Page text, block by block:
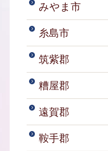
みやま市
糸島市
筑紫郡
糟屋郡
遠賀郡
鞍手郡